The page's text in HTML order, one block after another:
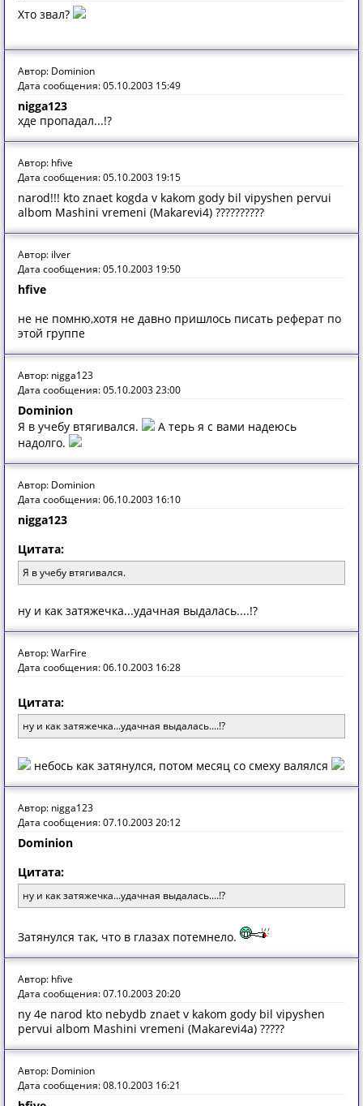
Хто звал?
Автор: Dominion
Дата сообщения: 05.10.2003 15:49
nigga123
хде пропадал...!?
Автор: hfive
Дата сообщения: 05.10.2003 19:15
narod!!! kto znaet kogda v kakom gody bil vipyshen pervui
albom Mashini vremeni (Makarevi4) ??????????
Автор: ilver
Дата сообщения: 05.10.2003 19:50
hfive
не не помню,хотя не давно пришлось писать реферат по
этой группе
Автор: nigga123
Дата сообщения: 05.10.2003 23:00
Dominion
Я в учебу втягивался.
А терь я с вами надеюсь
надолго.
Автор: Dominion
Дата сообщения: 06.10.2003 16:10
nigga123
Цитата:
Я в учебу втягивался.
ну и как затяжечка...удачная выдалась....!?
Автор: WarFire
Дата сообщения: 06.10.2003 16:28
Цитата:
ну и как затяжечка...удачная выдалась....!?
небось как затянулся, потом месяц со смеху валялся
Автор: nigga123
Дата сообщения: 07.10.2003 20:12
Dominion
Цитата:
ну и как затяжечка...удачная выдалась....!?
Затянулся так, что в глазах потемнело.
Автор: hfive
Дата сообщения: 07.10.2003 20:20
ny 4e narod kto nebydb znaet v kakom gody bil vipyshen
pervui albom Mashini vremeni (Makarevi4a) ?????
Автор: Dominion
Дата сообщения: 08.10.2003 16:21